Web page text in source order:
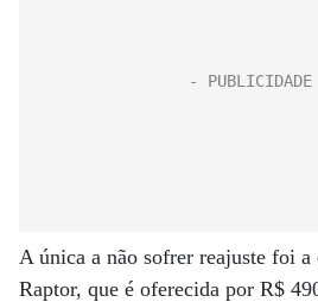
A única a não sofrer reajuste foi
Raptor, que é oferecida por R$